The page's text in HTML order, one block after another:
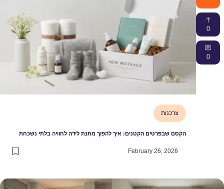
0
0
צרכנות
הקסם שבפרטים הקטנים: איך להפוך מתנת לידה לחוויה בלתי נשכחת
February 26, 2026
שדרוג הנוחות בממ״ד ובחדר השינה: איך מוצרי פוך טבעי תורמים לשינה